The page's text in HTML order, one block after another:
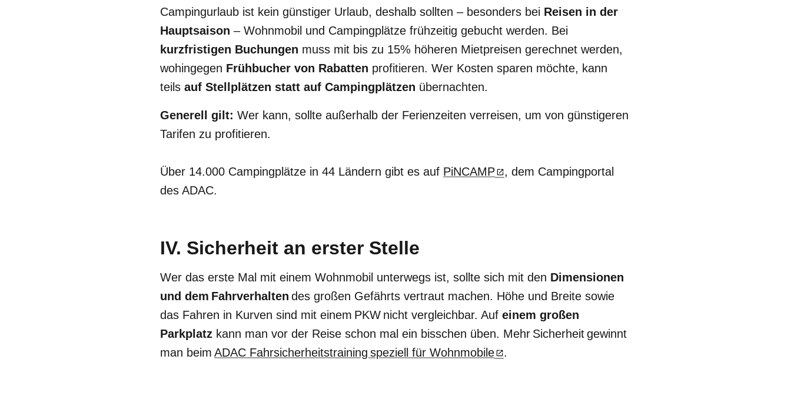
Campingurlaub ist kein günstiger Urlaub, deshalb sollten – besonders bei Reisen in der
Hauptsaison – Wohnmobil und Campingplätze frühzeitig gebucht werden. Bei
kurzfristigen Buchungen muss mit bis zu 15% höheren Mietpreisen gerechnet werden,
wohingegen Frühbucher von Rabatten profitieren. Wer Kosten sparen möchte, kann
teils auf Stellplätzen statt auf Campingplätzen übernachten.
Generell gilt: Wer kann, sollte außerhalb der Ferienzeiten verreisen, um von günstigeren
Tarifen zu profitieren.
Über 14.000 Campingplätze in 44 Ländern gibt es auf PiNCAMP
, dem Campingportal
des ADAC.
IV. Sicherheit an erster Stelle
Wer das erste Mal mit einem Wohnmobil unterwegs ist, sollte sich mit den Dimensionen
und dem Fahrverhalten des großen Gefährts vertraut machen. Höhe und Breite sowie
das Fahren in Kurven sind mit einem PKW nicht vergleichbar. Auf einem großen
Parkplatz kann man vor der Reise schon mal ein bisschen üben. Mehr Sicherheit gewinnt
man beim ADAC Fahrsicherheitstraining speziell für Wohnmobile .